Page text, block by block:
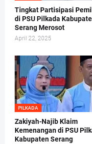
Tingkat Partisipasi
di PSU Pilkada
Serang Merosot
April 22, 2025
PILKADA
Zakiyah-Najib Klaim
Kemenangan di PSU
Kabupaten Serang